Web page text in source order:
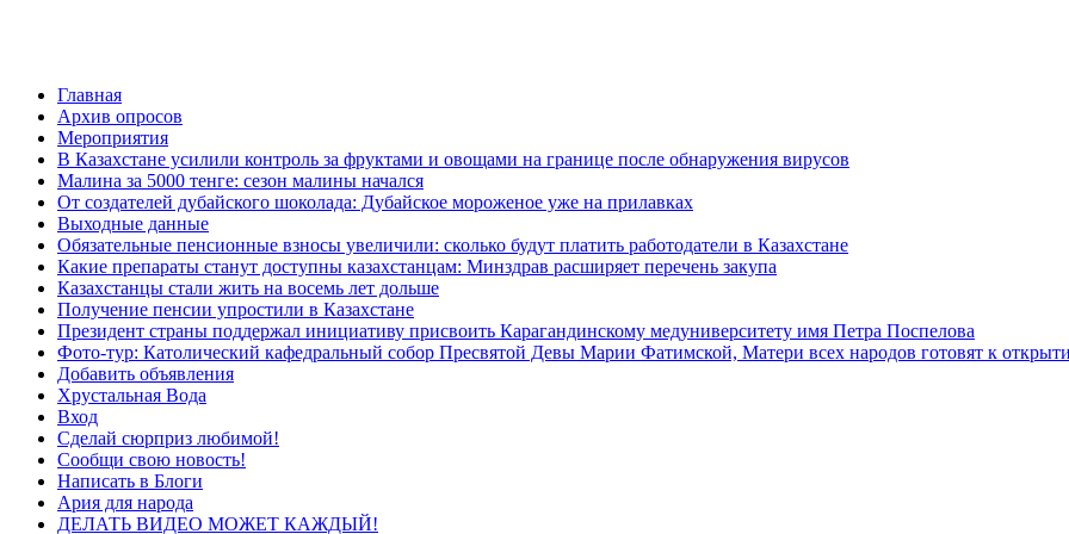
Главная
Архив опросов
Мероприятия
В Казахстане усилили контроль за фруктами и овощами на границе после обнаружения вирусов
Малина за 5000 тенге: сезон малины начался
От создателей дубайского шоколада: Дубайское мороженое уже на прилавках
Выходные данные
Обязательные пенсионные взносы увеличили: сколько будут платить работодатели в Казахстане
Какие препараты станут доступны казахстанцам: Минздрав расширяет перечень закупа
Казахстанцы стали жить на восемь лет дольше
Получение пенсии упростили в Казахстане
Президент страны поддержал инициативу присвоить Карагандинскому медуниверситету имя Петра Поспелова
Фото-тур: Католический кафедральный собор Пресвятой Девы Марии Фатимской, Матери всех народов готовят к
Добавить объявления
Хрустальная Вода
Вход
Сделай сюрприз любимой!
Сообщи свою новость!
Написать в Блоги
Ария для народа
ДЕЛАТЬ ВИДЕО МОЖЕТ КАЖДЫЙ!